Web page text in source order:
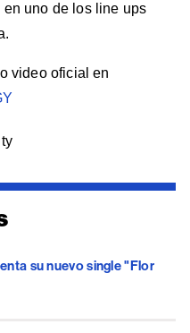
en uno de los line ups
video oficial en
su nuevo single "Flor